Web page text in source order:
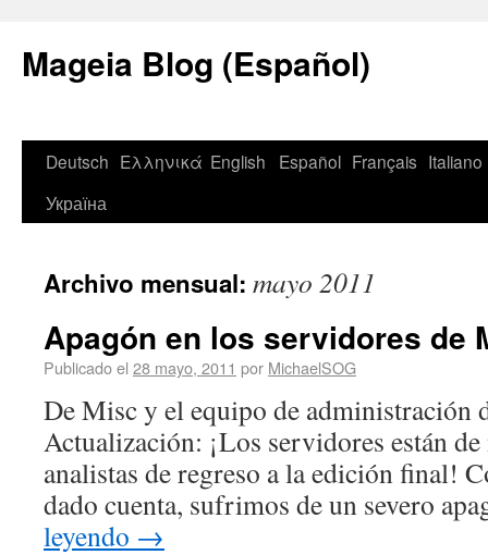
Mageia Blog (Español)
Deutsch Ελληνικά English Español Français Italiano
Україна
Archivo mensual: mayo 2011
Apagón en los servidores de
Publicado el 28 mayo, 2011 por MichaelSOG
De Misc y el equipo de administración
Actualización: ¡Los servidores están
analistas de regreso a la edición final!
dado cuenta, sufrimos de un severo
leyendo →